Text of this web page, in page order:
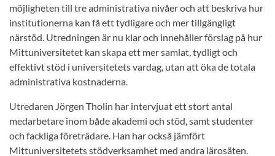
möjligheten till tre administrativa nivåer och att beskriva hur
institutionerna kan få ett tydligare och mer tillgängligt
närstöd. Utredningen är nu klar och innehåller förslag på hur
Mittuniversitetet kan skapa ett mer samlat, tydligt och
effektivt stöd i universitetets vardag, utan att öka de totala
administrativa kostnaderna.
Utredaren Jörgen Tholin har intervjuat ett stort antal
medarbetare inom både akademi och stöd, samt studenter
och fackliga företrädare. Han har också jämfört
Mittuniversitetets stödverksamhet med andra lärosäten.